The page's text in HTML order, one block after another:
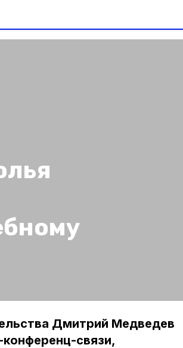
Дмитрий Медведев
связи,